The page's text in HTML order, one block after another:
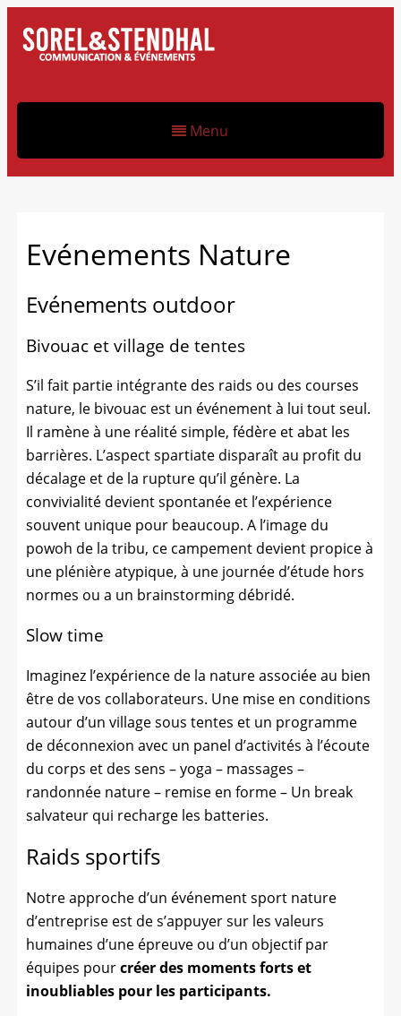
Menu
Evénements Nature
Evénements outdoor
Bivouac et village de tentes
S’il fait partie intégrante des raids ou des courses
nature, le bivouac est un événement à lui tout seul.
Il ramène à une réalité simple, fédère et abat les
barrières. L’aspect spartiate disparaît au profit du
décalage et de la rupture qu’il génère. La
convivialité devient spontanée et l’expérience
souvent unique pour beaucoup. A l’image du
powoh de la tribu, ce campement devient propice à
une plénière atypique, à une journée d’étude hors
normes ou a un brainstorming débridé.
Slow time
Imaginez l’expérience de la nature associée au bien
être de vos collaborateurs. Une mise en conditions
autour d’un village sous tentes et un programme
de déconnexion avec un panel d’activités à l’écoute
du corps et des sens – yoga – massages –
randonnée nature – remise en forme – Un break
salvateur qui recharge les batteries.
Raids sportifs
Notre approche d’un événement sport nature
d’entreprise est de s’appuyer sur les valeurs
humaines d’une épreuve ou d’un objectif par
équipes pourcréer des moments forts et
inoubliables pour les participants.